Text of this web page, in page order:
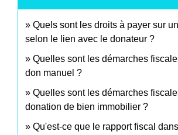
Quels sont les droits à payer sur
selon le lien avec le donateur ?
Quelles sont les démarches
don manuel ?
Quelles sont les démarches
donation de bien immobilier ?
Qu'est-ce que le rapport fiscal